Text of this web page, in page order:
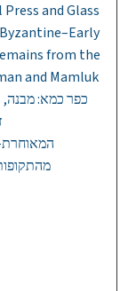
and Glass
from the
and Mamluk